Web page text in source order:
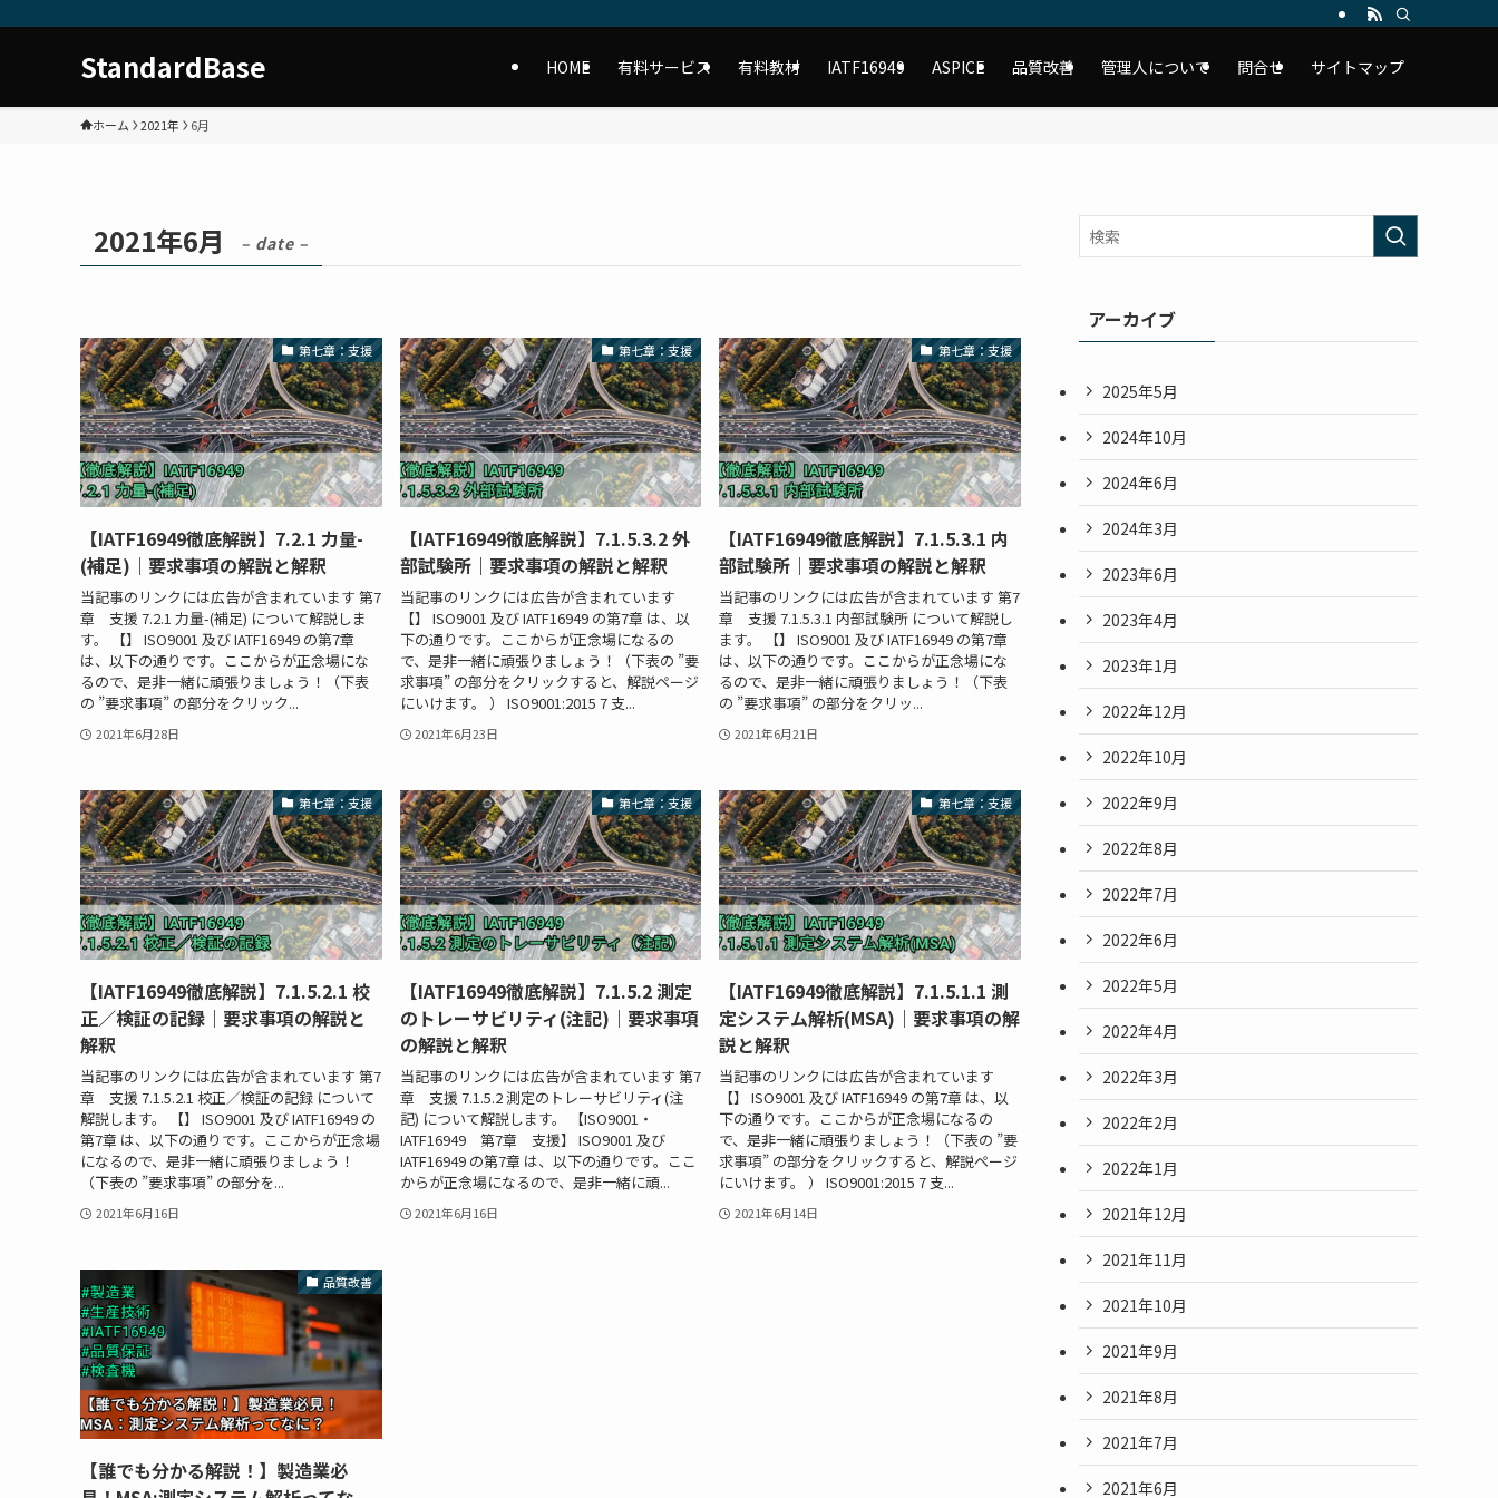
StandardBase HOME 有料サービス 有料教材 IATF16949 ASPICE 品質改善 管理人について 問合せ サイトマップ
ホーム 2021年 6月
2021年6月 – date –
第七章：支援
【IATF16949徹底解説】7.2.1 力量-
(補足)｜要求事項の解説と解釈
当記事のリンクには広告が含まれています 第7
章 支援 7.2.1 力量-(補足) について解説しま
す。 【】 ISO9001 及び IATF16949 の第7章
は、以下の通りです。ここからが正念場にな
るので、是非一緒に頑張りましょう！（下表
の ”要求事項” の部分をクリック...
2021年6月28日
第七章：支援
【IATF16949徹底解説】7.1.5.3.2 外
部試験所｜要求事項の解説と解釈
当記事のリンクには広告が含まれています
【】 ISO9001 及び IATF16949 の第7章 は、以
下の通りです。ここからが正念場になるの
で、是非一緒に頑張りましょう！（下表の ”要
求事項” の部分をクリックすると、解説ページ
にいけます。 ） ISO9001:2015 7 支...
2021年6月23日
第七章：支援
【IATF16949徹底解説】7.1.5.3.1 内
部試験所｜要求事項の解説と解釈
当記事のリンクには広告が含まれています 第7
章 支援 7.1.5.3.1 内部試験所 について解説し
ます。 【】 ISO9001 及び IATF16949 の第7章
は、以下の通りです。ここからが正念場にな
るので、是非一緒に頑張りましょう！（下表
の ”要求事項” の部分をクリッ...
2021年6月21日
第七章：支援
【IATF16949徹底解説】7.1.5.2.1 校
正／検証の記録｜要求事項の解説と
解釈
当記事のリンクには広告が含まれています 第7
章 支援 7.1.5.2.1 校正／検証の記録 について
解説します。 【】 ISO9001 及び IATF16949 の
第7章 は、以下の通りです。ここからが正念場
になるので、是非一緒に頑張りましょう！
（下表の ”要求事項” の部分を...
2021年6月16日
第七章：支援
【IATF16949徹底解説】7.1.5.2 測定
のトレーサビリティ(注記)｜要求事項
の解説と解釈
当記事のリンクには広告が含まれています 第7
章 支援 7.1.5.2 測定のトレーサビリティ(注
記) について解説します。 【ISO9001・
IATF16949 第7章 支援】 ISO9001 及び
IATF16949 の第7章 は、以下の通りです。ここ
からが正念場になるので、是非一緒に頑...
2021年6月16日
第七章：支援
【IATF16949徹底解説】7.1.5.1.1 測
定システム解析(MSA)｜要求事項の解
説と解釈
当記事のリンクには広告が含まれています
【】 ISO9001 及び IATF16949 の第7章 は、以
下の通りです。ここからが正念場になるの
で、是非一緒に頑張りましょう！（下表の ”要
求事項” の部分をクリックすると、解説ページ
にいけます。 ） ISO9001:2015 7 支...
2021年6月14日
品質改善
【誰でも分かる解説！】製造業必
アーカイブ
2025年5月
2024年10月
2024年6月
2024年3月
2023年6月
2023年4月
2023年1月
2022年12月
2022年10月
2022年9月
2022年8月
2022年7月
2022年6月
2022年5月
2022年4月
2022年3月
2022年2月
2022年1月
2021年12月
2021年11月
2021年10月
2021年9月
2021年8月
2021年7月
2021年6月